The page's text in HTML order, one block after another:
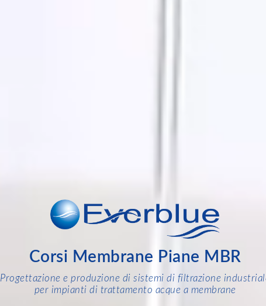
Corsi Membrane Piane MBR
Progettazione e produzione di sistemi di filtrazione
per impianti di trattamento acque a membrane